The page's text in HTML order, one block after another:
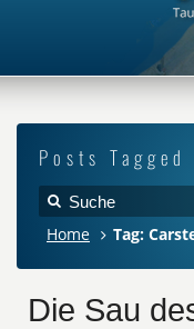
Posts
Home Tag:
Die Sau